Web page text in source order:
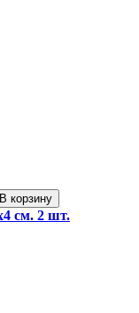
В корзину
см. 2 шт.